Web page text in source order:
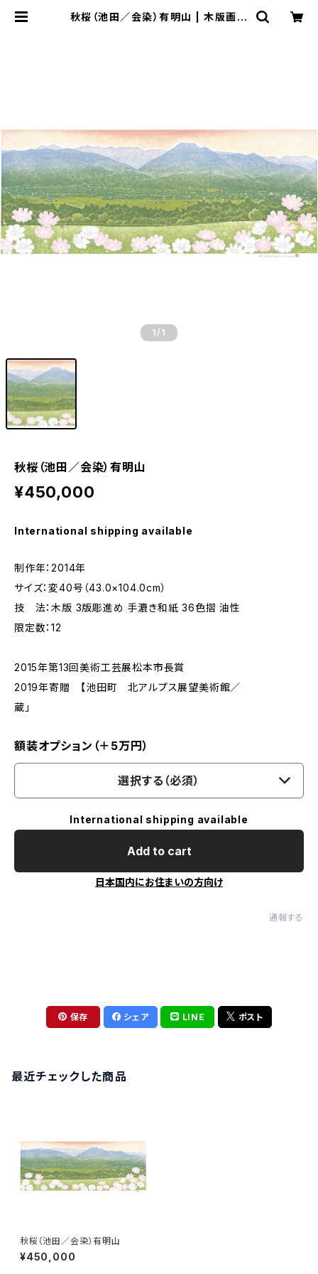
秋桜（池田／会染）有明山 | 木版画家
1 /1
秋桜（池田／会染）有明山
¥450,000
International shipping available
制作年：2014年
サイズ：変40号（43.0×104.0cm）
技 法：木版 3版彫進め 手漉き和紙 36色摺 油性
限定数：12
2015年第13回美術工芸展松本市長賞
2019年寄贈 【池田町 北アルプス展望美術館／
蔵」
額装オプション（＋5万円）
選択する（必須）
International shipping available
Add to cart
日本国内にお住まいの方向け
通報する
保存 シェア LINE ポスト
最近チェックした商品
秋桜（池田／会染）有明山
¥450,000